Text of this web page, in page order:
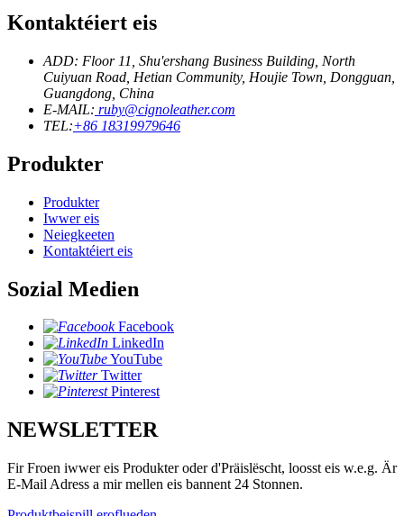
Kontaktéiert eis
ADD: Floor 11, Shu'ershang Business Building, North
Cuiyuan Road, Hetian Community, Houjie Town, Dongguan,
Guangdong, China
E-MAIL: ruby@cignoleather.com
TEL:+86 18319979646
Produkter
Produkter
Iwwer eis
Neiegkeeten
Kontaktéiert eis
Sozial Medien
Facebook
LinkedIn
YouTube
Twitter
Pinterest
NEWSLETTER
Fir Froen iwwer eis Produkter oder d'Präislëscht, loosst eis w.e.g. Är
E-Mail Adress a mir mellen eis bannent 24 Stonnen.